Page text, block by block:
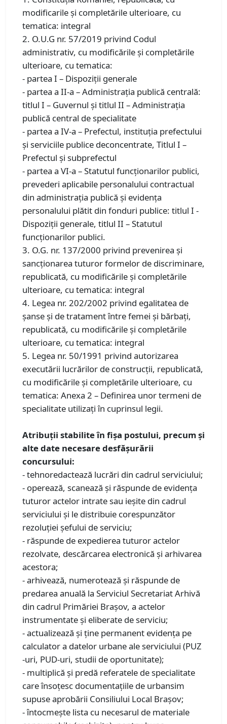
modificarile și completările ulterioare, cu
tematica: integral
2. O.U.G nr. 57/2019 privind Codul
administrativ, cu modificările şi completările
ulterioare, cu tematica:
- partea I – Dispoziții generale
- partea a II-a – Administrația publică centrală:
titlul I – Guvernul și titlul II – Administrația
publică central de specialitate
- partea a IV-a – Prefectul, instituția prefectului
și serviciile publice deconcentrate, Titlul I –
Prefectul și subprefectul
- partea a VI-a – Statutul funcționarilor publici,
prevederi aplicabile personalului contractual
din administrația publică și evidența
personalului plătit din fonduri publice: titlul I -
Dispoziții generale, titlul II – Statutul
funcționarilor publici.
3. O.G. nr. 137/2000 privind prevenirea și
sancționarea tuturor formelor de discriminare,
republicată, cu modificările și completările
ulterioare, cu tematica: integral
4. Legea nr. 202/2002 privind egalitatea de
șanse și de tratament între femei și bărbați,
republicată, cu modificările și completările
ulterioare, cu tematica: integral
5. Legea nr. 50/1991 privind autorizarea
executării lucrărilor de construcţii, republicată,
cu modificările și completările ulterioare, cu
tematica: Anexa 2 – Definirea unor termeni de
specialitate utilizați în cuprinsul legii.
Atribuții stabilite în fișa postului, precum și
alte date necesare desfășurării
concursului:
- tehnoredactează lucrări din cadrul serviciului;
- operează, scanează şi răspunde de evidenţa
tuturor actelor intrate sau ieşite din cadrul
serviciului şi le distribuie corespunzător
rezoluţiei şefului de serviciu;
- răspunde de expedierea tuturor actelor
rezolvate, descărcarea electronică şi arhivarea
acestora;
- arhivează, numerotează şi răspunde de
predarea anuală la Serviciul Secretariat Arhivă
din cadrul Primăriei Braşov, a actelor
instrumentate şi eliberate de serviciu;
- actualizează şi ţine permanent evidenţa pe
calculator a datelor urbane ale serviciului (PUZ
-uri, PUD-uri, studii de oportunitate);
- multiplică şi predă referatele de specialitate
care însoţesc documentaţiile de urbansim
supuse aprobării Consiliului Local Braşov;
- întocmeşte lista cu necesarul de materiale